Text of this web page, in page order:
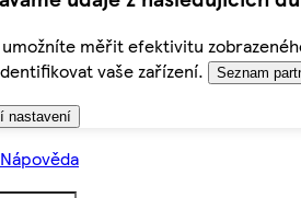
měřit efektivitu
vaše zařízení.
Seznam
nastavení
Nápověda